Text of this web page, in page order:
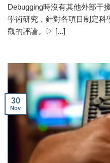
Debugging時沒有其他外部干
學術研究，針對各項目制定科
觀的評論。▷ [...]
30
Nov